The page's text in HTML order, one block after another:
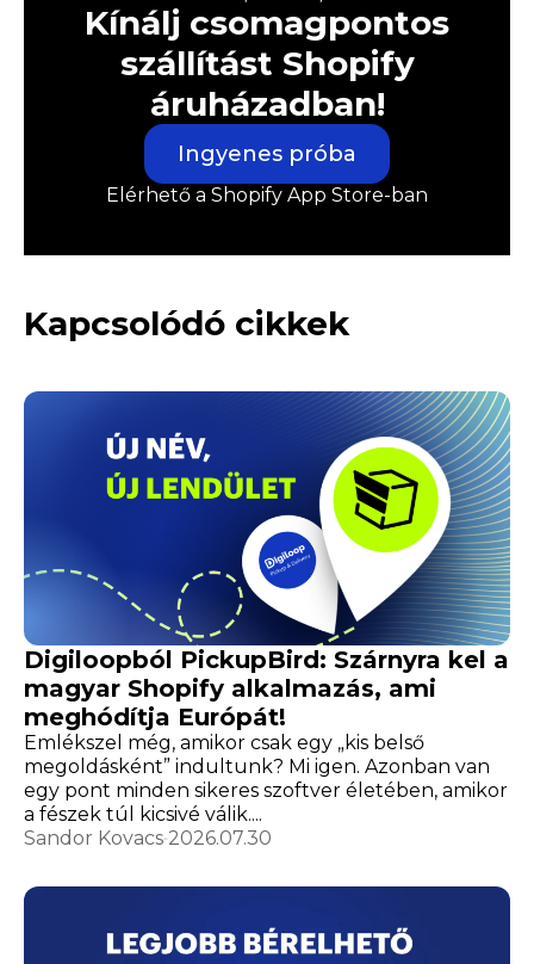
Kínálj csomagpontos
szállítást Shopify
áruházadban!
Ingyenes próba
Elérhető a Shopify App Store-ban
Kapcsolódó cikkek
Digiloopból PickupBird: Szárnyra kel a
magyar Shopify alkalmazás, ami
meghódítja Európát!
Emlékszel még, amikor csak egy „kis belső
megoldásként” indultunk? Mi igen. Azonban van
egy pont minden sikeres szoftver életében, amikor
a fészek túl kicsivé válik....
Sandor Kovacs 2026.07.30